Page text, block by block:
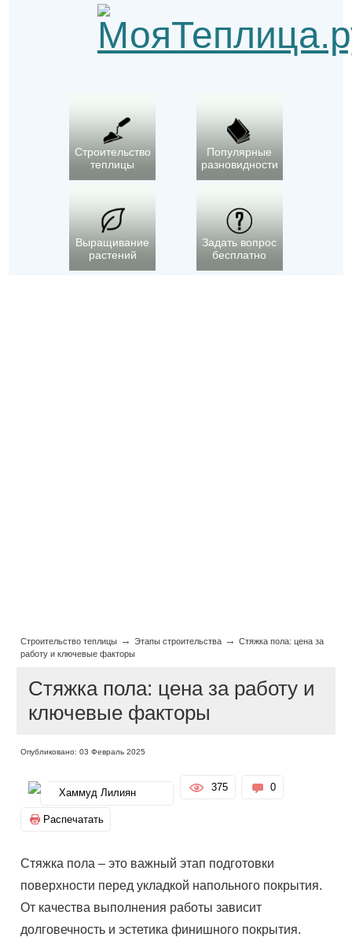
Строительство
теплицы
Популярные
разновидности
Выращивание
растений
Задать вопрос
бесплатно
Строительство теплицы →Этапы строительства →Стяжка пола: цена за
работу и ключевые факторы
Стяжка пола: цена за работу и
ключевые факторы
Опубликовано: 03 Февраль 2025
Хаммуд Лилиян 375 0
Распечатать
Стяжка пола – это важный этап подготовки
поверхности перед укладкой напольного покрытия.
От качества выполнения работы зависит
долговечность и эстетика финишного покрытия.